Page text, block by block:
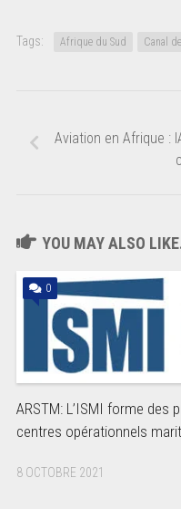
Tags: Afrique du Sud Canal
Aviation en Afrique :
YOU MAY ALSO
0
ARSTM: L’ISMI forme des
centres opérationnels
8 OCTOBRE 2021